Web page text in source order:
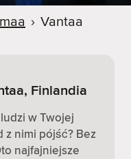
› Vantaa
Finlandia
w Twojej
z nimi pójść? Bez
najfajniejsze